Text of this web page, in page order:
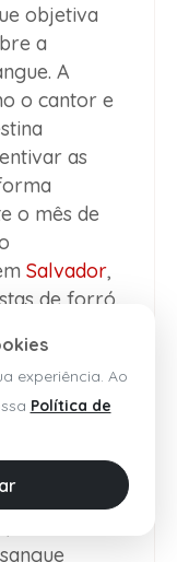
objetiva
a
A
o cantor e
as
o mês de
Salvador,
de forró.
por
de
e chuvas;
das férias
experiência. Ao
Política de